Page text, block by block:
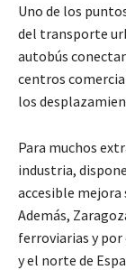
Uno de los
del transporte
autobús
centros
los
Para muchos
industria,
accesible
Además,
ferroviarias y por
y el norte de